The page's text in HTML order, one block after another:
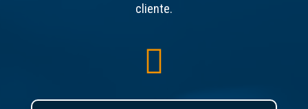
cliente.
